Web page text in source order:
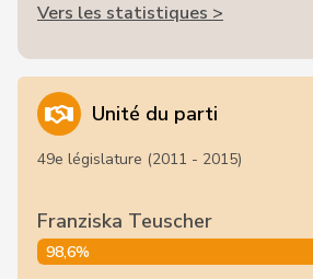
Vers les statistiques >
Unité du parti
49e législature (2011 - 2015)
Franziska Teuscher
98,6%